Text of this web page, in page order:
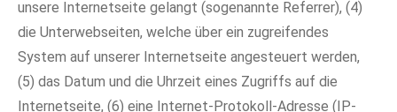
unsere Internetseite gelangt (sogenannte Referrer), (4)
die Unterwebseiten, welche über ein zugreifendes
System auf unserer Internetseite angesteuert werden,
(5) das Datum und die Uhrzeit eines Zugriffs auf die
Internetseite, (6) eine Internet-Protokoll-Adresse (IP-